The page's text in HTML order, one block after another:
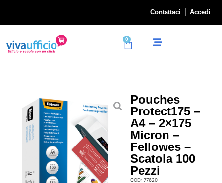
Contattaci Accedi
0
Pouches
Protect175 –
A4 – 2×175
Micron –
Fellowes –
Scatola 100
Pezzi
COD: 77620